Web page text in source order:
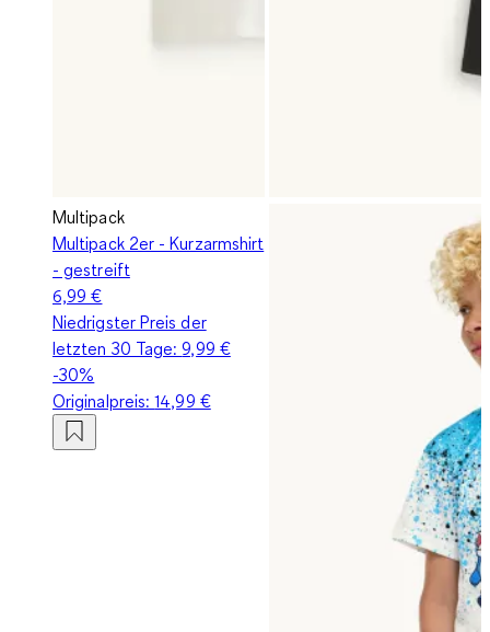
Multipack
Multipack 2er - Kurzarmshirt
- gestreift
6,99 €
Niedrigster Preis der
letzten 30 Tage:9,99 €
-30%
Originalpreis:14,99 €